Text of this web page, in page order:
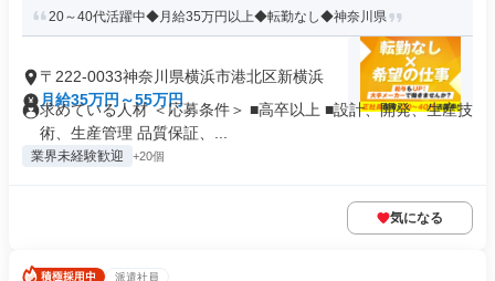
20～40代活躍中◆月給35万円以上◆転勤なし◆神奈川県
〒222-0033神奈川県横浜市港北区新横浜
月給35万円～55万円
求めている人材 ＜応募条件＞ ■高卒以上 ■設計、開発、生産技
術、生産管理 品質保証、...
業界未経験歓迎 +20個
気になる
派遣社員